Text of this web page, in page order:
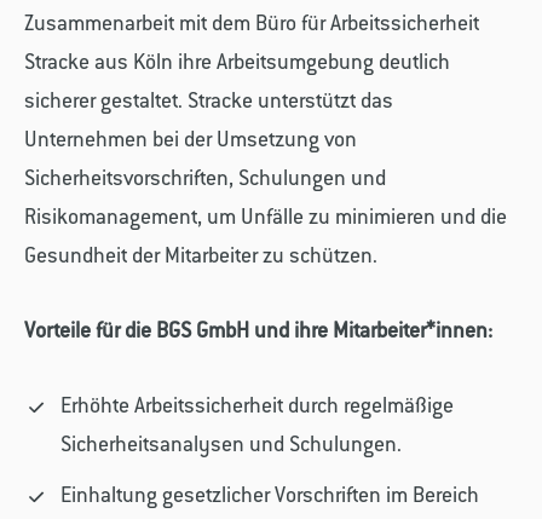
Zusammenarbeit mit dem Büro für Arbeitssicherheit
Stracke aus Köln ihre Arbeitsumgebung deutlich
sicherer gestaltet. Stracke unterstützt das
Unternehmen bei der Umsetzung von
Sicherheitsvorschriften, Schulungen und
Risikomanagement, um Unfälle zu minimieren und die
Gesundheit der Mitarbeiter zu schützen.
Vorteile für die BGS GmbH und ihre Mitarbeiter*innen:
Erhöhte Arbeitssicherheit durch regelmäßige
Sicherheitsanalysen und Schulungen.
Einhaltung gesetzlicher Vorschriften im Bereich